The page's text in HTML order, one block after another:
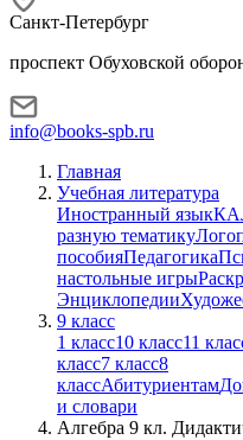
Санкт-Петербург
проспект Обуховской
info@books-spb.ru
Главная
Учебная литература
Иностранный язык
разную тематику
пособияПедагогика
настольные игры
Энциклопедии
9 класс
1 класс10 класс11
класс7 класс8
классАбитуриентам
и словари
Алгебра 9 кл.